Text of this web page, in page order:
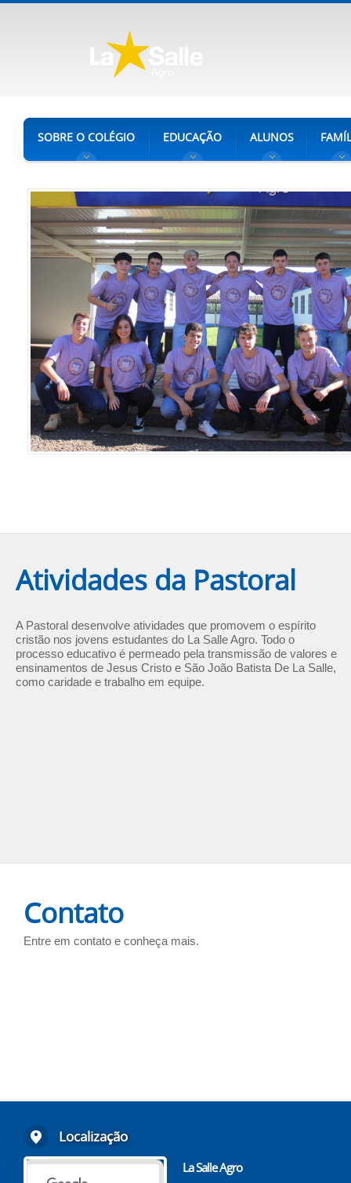
SOBRE O COLÉGIO EDUCAÇÃO ALUNOS
Atividades da Pastoral
A Pastoral desenvolve atividades que promovem o espírito
cristão nos jovens estudantes do La Salle Agro. Todo o
processo educativo é permeado pela transmissão de valores e
ensinamentos de Jesus Cristo e São João Batista De La Salle,
como caridade e trabalho em equipe.
Contato
Entre em contato e conheça mais.
Localização
La Salle Agro